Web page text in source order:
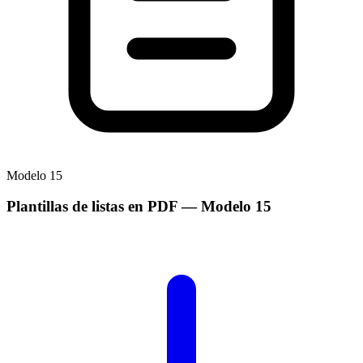
Modelo 15
Plantillas de listas en PDF— Modelo 15